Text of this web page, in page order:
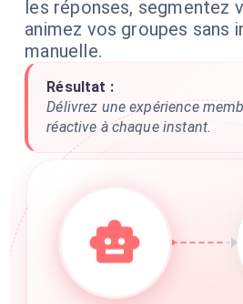
les réponses, segmentez
animez vos groupes sans
manuelle.
Résultat :
Délivrez une expérience
réactive à chaque instant.